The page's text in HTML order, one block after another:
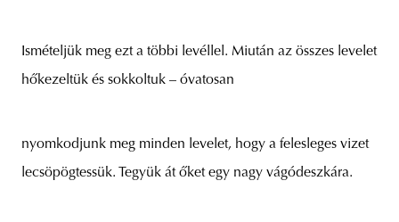
Ismételjük meg ezt a többi levéllel. Miután az összes levelet
hőkezeltük és sokkoltuk – óvatosan
nyomkodjunk meg minden levelet, hogy a felesleges vizet
lecsöpögtessük. Tegyük át őket egy nagy vágódeszkára.